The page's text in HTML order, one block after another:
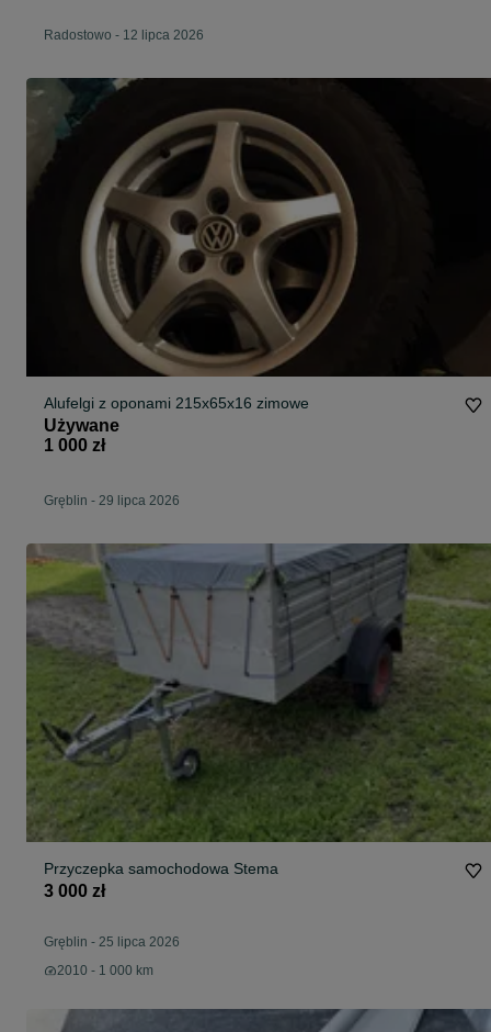
Radostowo - 12 lipca 2026
Alufelgi z oponami 215x65x16 zimowe
Używane
1 000 zł
Gręblin - 29 lipca 2026
Przyczepka samochodowa Stema
3 000 zł
Gręblin - 25 lipca 2026
2010 - 1 000 km